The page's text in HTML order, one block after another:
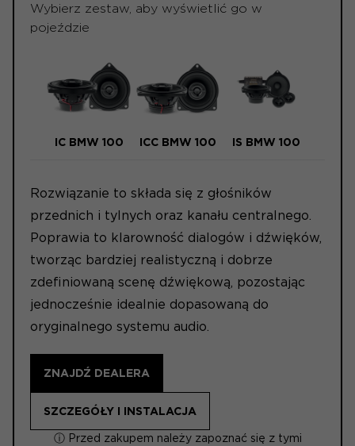
Wybierz zestaw, aby wyświetlić go w
pojeździe
IC BMW 100 ICC BMW 100 IS BMW 100
Rozwiązanie to składa się z głośników
przednich i tylnych oraz kanału centralnego.
Poprawia to klarowność dialogów i dźwięków,
tworząc bardziej realistyczną i dobrze
zdefiniowaną scenę dźwiękową, pozostając
jednocześnie idealnie dopasowaną do
oryginalnego systemu audio.
ZNAJDŹ DEALERA
SZCZEGÓŁY I INSTALACJA
ⓘ Przed zakupem należy zapoznać się z tymi